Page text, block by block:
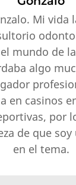
Mi vida
mundo de
algo
en casinos
por
de que
en el tema.